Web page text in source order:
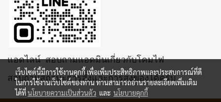
แอดไลน์ สอบถามแอดมินเกี่ยวกับโคมไฟ
สอบถามสถานะการสั่งและการส่งของได้ครับ
เว็บไซต์นี้มีการใช้งานคุกกี้ เพื่อเพิ่มประสิทธิภาพและประสบการณ์ที่ดี
ในการใช้งานเว็บไซต์ของท่าน ท่านสามารถอ่านรายละเอียดเพิ่มเติม
ได้ที่นโยบายความเป็นส่วนตัว และ นโยบายคุกกี้